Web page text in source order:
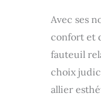
Avec ses
confort et
fauteuil
choix
allier